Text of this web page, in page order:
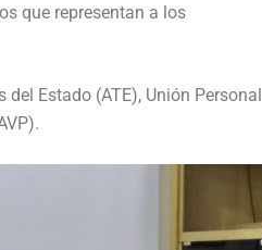
que representan a los
Estado (ATE), Unión Personal